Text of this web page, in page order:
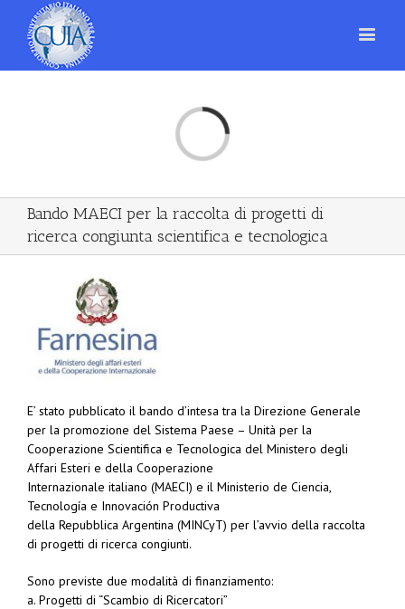
Loading...
Bando MAECI per la raccolta di progetti di
ricerca congiunta scientifica e tecnologica
E’ stato pubblicato il bando d’intesa tra la Direzione Generale
per la promozione del Sistema Paese – Unità per la
Cooperazione Scientifica e Tecnologica del Ministero degli
Affari Esteri e della Cooperazione
Internazionale italiano (MAECI) e il Ministerio de Ciencia,
Tecnología e Innovación Productiva
della Repubblica Argentina (MINCyT) per l’avvio della raccolta
di progetti di ricerca congiunti.
Sono previste due modalità di finanziamento:
a. Progetti di “Scambio di Ricercatori”